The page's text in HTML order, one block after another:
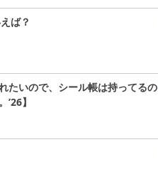
ば？
たいので、シール帳は持ってるの
】